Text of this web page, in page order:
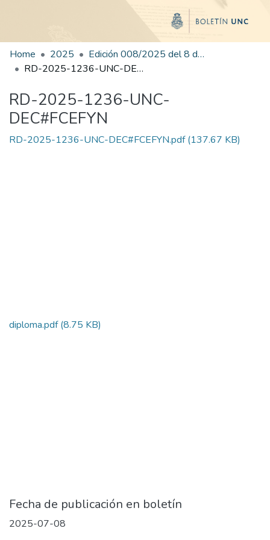
Home 2025
Edición 008/2025 del 8 de julio de 2025
RD-2025-1236-UNC-DEC#FCEFYN
RD-2025-1236-UNC-
DEC#FCEFYN
RD-2025-1236-UNC-DEC#FCEFYN.pdf(137.67 KB)
diploma.pdf(8.75 KB)
Fecha de publicación en boletín
2025-07-08